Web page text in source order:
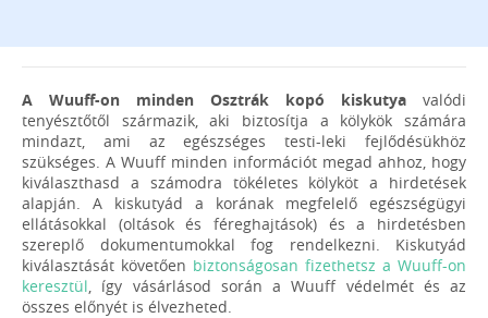
A Wuuff-on minden Osztrák kopó kiskutya valódi
tenyésztőtől származik, aki biztosítja a kölykök számára
mindazt, ami az egészséges testi-leki fejlődésükhöz
szükséges. A Wuuff minden információt megad ahhoz, hogy
kiválaszthasd a számodra tökéletes kölyköt a hirdetések
alapján. A kiskutyád a korának megfelelő egészségügyi
ellátásokkal (oltások és féreghajtások) és a hirdetésben
szereplő dokumentumokkal fog rendelkezni. Kiskutyád
kiválasztását követően biztonságosan fizethetsz a Wuuff-on
keresztül , így vásárlásod során a Wuuff védelmét és az
összes előnyét is élvezheted.